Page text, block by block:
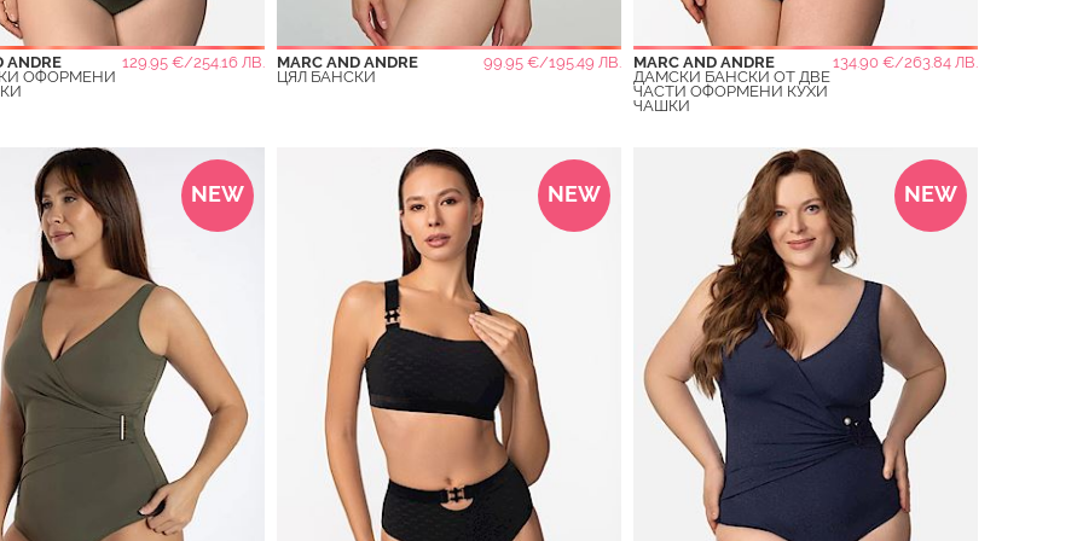
най-добрите ви качества. Погледнете се в огледалото със самочувствие и се забавлявайте, както наистина
ANDRE
129.95 €/254.16 ЛВ.
ОФОРМЕНИ
MARC AND ANDRE
99.95 €/195.49 ЛВ.
ЦЯЛ БАНСКИ
MARC AND ANDRE
134.90 €/263.84 ЛВ.
ДАМСКИ БАНСКИ ОТ ДВЕ
ЧАСТИ ОФОРМЕНИ КУХИ
ЧАШКИ
NEW NEW NEW